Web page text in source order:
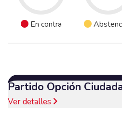
En contra
Partido Opción
Ver detalles